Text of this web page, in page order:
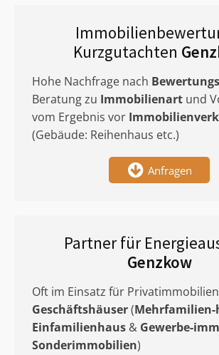
Kurzgutachten
Hohe Nachfrage nach
Beratung zu Immobilienart und
vom Ergebnis vor
(Gebäude: Reihenhaus etc.)
Anfragen
Partner für
Genzkow
Oft im Einsatz für
Geschäftshäuser(Mehrfamilien-
Einfamilienhaus & Gewerbe-
Sonderimmobilien)